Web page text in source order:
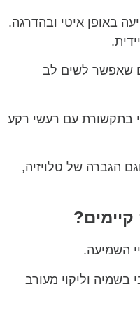
באופן איטי ובהדרגה.
שאפשר לשים לב
בתקשורת עם רעשי רקע
הגברה של טלויזיה,
קיימים?
השמיעה.
בשמיה וליקוי מעורב